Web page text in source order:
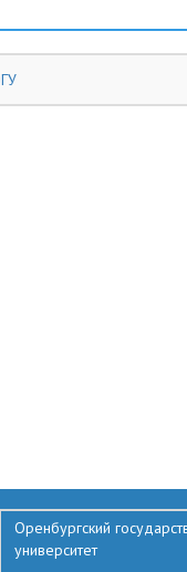
Оренбургский
университет